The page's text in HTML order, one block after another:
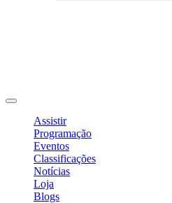
Assistir
Programação
Eventos
Classificações
Notícias
Loja
Blogs